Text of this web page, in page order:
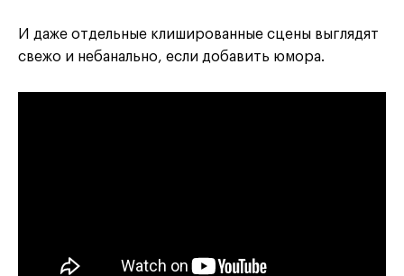
И даже отдельные клишированные сцены выглядят
свежо и небанально, если добавить юмора.